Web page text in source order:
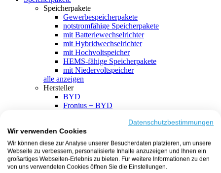
Speicherpakete
Gewerbespeicherpakete
notstromfähige Speicherpakete
mit Batteriewechselrichter
mit Hybridwechselrichter
mit Hochvoltspeicher
HEMS-fähige Speicherpakete
mit Niedervoltspeicher
alle anzeigen
Hersteller
BYD
Fronius + BYD
SMA + BYD
EcoFlow
EcoFlow + EcoFlow
FENECON
FENECON + FENECON
Datenschutzbestimmungen
Wir verwenden Cookies
Wir können diese zur Analyse unserer Besucherdaten platzieren, um unsere
Webseite zu verbessern, personalisierte Inhalte anzuzeigen und Ihnen ein
großartiges Webseiten-Erlebnis zu bieten. Für weitere Informationen zu den
von uns verwendeten Cookies öffnen Sie die Einstellungen.